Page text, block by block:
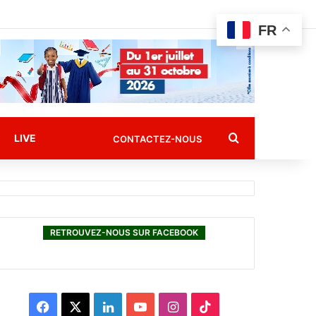
LIVE CONTACTEZ-NOUS Rechercher
RETROUVEZ-NOUS SUR FACEBOOK
L
I
FR